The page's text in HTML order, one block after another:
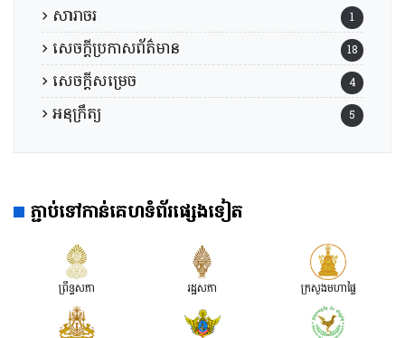
សារាចរ 1
សេចក្តីប្រកាសព័ត៌មាន 18
សេចក្តីសម្រេច 4
អនុក្រឹត្យ 5
ភ្ជាប់ទៅកាន់គេហទំព័រផ្សេងទៀត
ព្រឹទ្ធសភា រដ្ឋសភា ក្រសួងមហាផ្ទៃ